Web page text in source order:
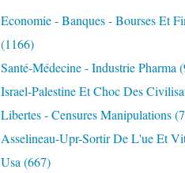
Economie - Banques - Bourses Et
(1166)
Santé-Médecine - Industrie Pharma
Israel-Palestine Et Choc Des
Libertes - Censures Manipulations
Asselineau-Upr-Sortir De L'ue Et
Usa (667)